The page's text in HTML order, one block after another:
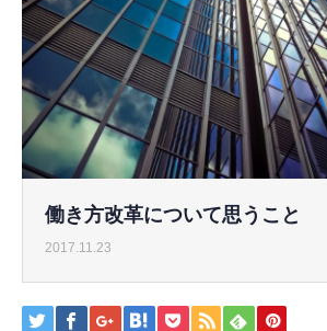
働き方改革について思うこと
2017.11.23